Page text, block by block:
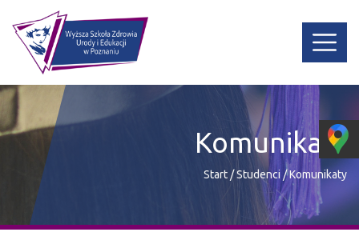
Komunikaty
Start/Studenci /Komunikaty